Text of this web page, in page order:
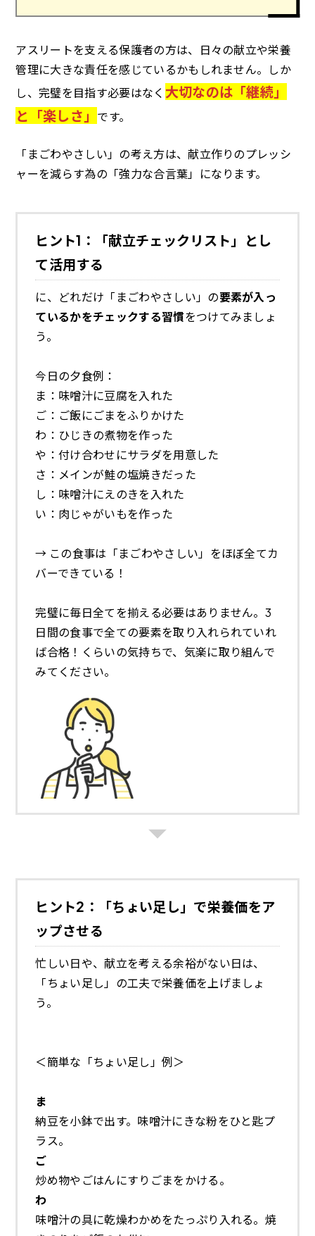
アスリートを支える保護者の方は、日々の献立や栄養
管理に大きな責任を感じているかもしれません。しか
し、完璧を目指す必要はなく 大切なのは「継続」
と「楽しさ」
です。
「まごわやさしい」の考え方は、献立作りのプレッシ
ャーを減らす為の「強力な合言葉」になります。
ヒント1：「献立チェックリスト」とし
て活用する
に、どれだけ「まごわやさしい」の要素が入っ
ているかをチェックする習慣をつけてみましょ
う。
今日の夕食例：
ま：味噌汁に豆腐を入れた
ご：ご飯にごまをふりかけた
わ：ひじきの煮物を作った
や：付け合わせにサラダを用意した
さ：メインが鮭の塩焼きだった
し：味噌汁にえのきを入れた
い：肉じゃがいもを作った
→ この食事は「まごわやさしい」をほぼ全てカ
バーできている！
完璧に毎日全てを揃える必要はありません。3
日間の食事で全ての要素を取り入れられていれ
ば合格！くらいの気持ちで、気楽に取り組んで
みてください。
ヒント2：「ちょい足し」で栄養価をア
ップさせる
忙しい日や、献立を考える余裕がない日は、
「ちょい足し」の工夫で栄養価を上げましょ
う。
＜簡単な「ちょい足し」例＞
ま
納豆を小鉢で出す。味噌汁にきな粉をひと匙プ
ラス。
ご
炒め物やごはんにすりごまをかける。
わ
味噌汁の具に乾燥わかめをたっぷり入れる。焼